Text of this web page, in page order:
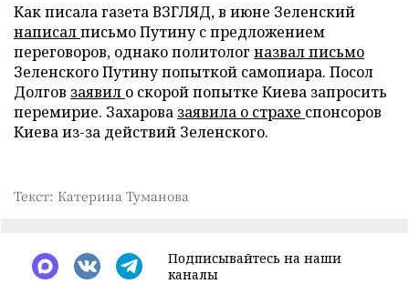
Как писала газета ВЗГЛЯД, в июне Зеленский
написалписьмо Путину с предложением
переговоров, однако политолог назвал письмо
Зеленского Путину попыткой самопиара. Посол
Долгов заявил о скорой попытке Киева запросить
перемирие. Захарова заявила о страхе спонсоров
Киева из-за действий Зеленского.
Текст: Катерина Туманова
Подписывайтесь на наши
каналы